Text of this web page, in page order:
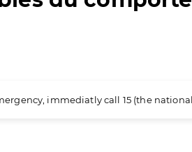
immediatly call 15 (the